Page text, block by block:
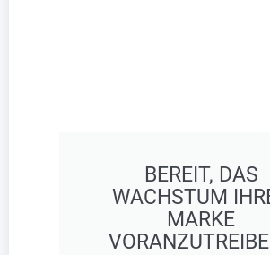
BEREIT, DAS
WACHSTUM
MARKE